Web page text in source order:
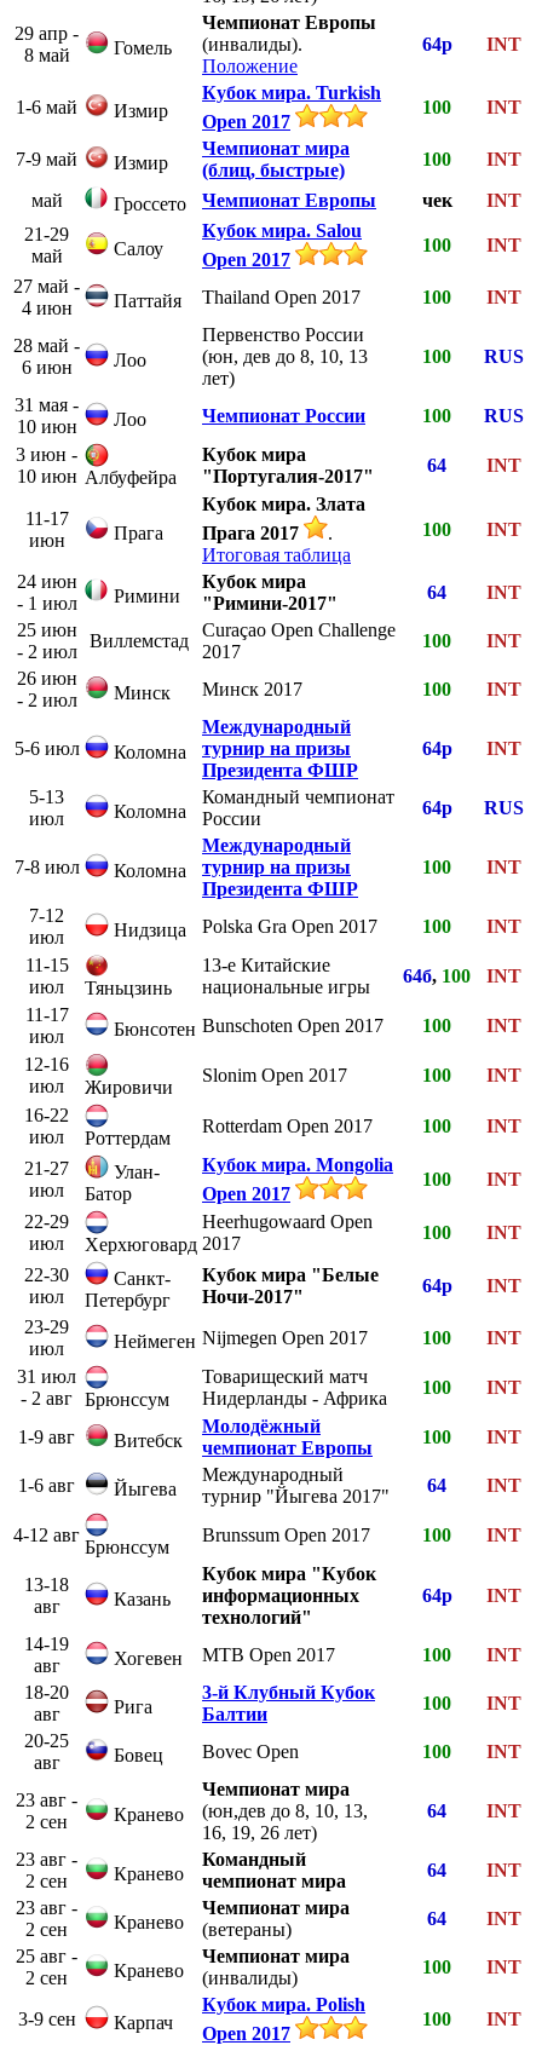
29 апр -
8 май
Гомель
Чемпионат Европы
(инвалиды).
Положение
64р INT
1-6 май Измир
Кубок мира. Turkish
Open 2017
100 INT
7-9 май Измир
Чемпионат мира
(блиц, быстрые)
100
INT
май
Гроссето Чемпионат Европы чек
INT
21-29
май
Салоу
Кубок мира. Salou
Open 2017
100
INT
27 май -
4 июн
Паттайя Thailand Open 2017 100 INT
28 май -
6 июн
Лоо
Первенство России
(юн, дев до 8, 10, 13
лет)
100 RUS
31 мая -
10 июн
Лоо Чемпионат России 100
RUS
3 июн -
10 июн Албуфейра
Кубок мира
"Португалия-2017"
64 INT
11-17
июн
Прага
Кубок мира. Злата
Прага 2017
.
Итоговая таблица
100 INT
24 июн
- 1 июл
Римини
Кубок мира
"Римини-2017"
64
INT
25 июн
- 2 июл
Виллемстад
Curaçao Open Challenge
2017
100
INT
26 июн
- 2 июл
Минск Минск 2017 100 INT
5-6 июл Коломна
Международный
турнир на призы
Президента ФШР
64р INT
5-13
июл
Коломна
Командный чемпионат
России
64р RUS
7-8 июл Коломна
Международный
турнир на призы
Президента ФШР
100 INT
7-12
июл
Нидзица Polska Gra Open 2017 100
INT
11-15
июл
Тяньцзинь
13-е Китайские
национальные игры
64б, 100
INT
11-17
июл
Бюнсотен Bunschoten Open 2017 100
INT
12-16
июл
Жировичи
Slonim Open 2017 100
INT
16-22
июл
Роттердам
Rotterdam Open 2017 100 INT
21-27
июл
Улан-
Батор
Кубок мира. Mongolia
Open 2017
100 INT
22-29
июл
Херхюговард
Heerhugowaard Open
2017
100 INT
22-30
июл
Санкт-
Петербург
Кубок мира "Белые
Ночи-2017"
64р
INT
23-29
июл
Неймеген Nijmegen Open 2017 100
INT
31 июл
- 2 авг Брюнссум
Товарищеский матч
Нидерланды - Африка
100 INT
1-9 авг Витебск
Молодёжный
чемпионат Европы
100 INT
1-6 авг Йыгева
Международный
турнир "Йыгева 2017"
64 INT
4-12 авг
Брюнссум
Brunssum Open 2017 100 INT
13-18
авг
Казань
Кубок мира "Кубок
информационных
технологий"
64р INT
14-19
авг
Хогевен MTB Open 2017 100
INT
18-20
авг
Рига
3-й Клубный Кубок
Балтии
100
INT
20-25
авг
Бовец Bovec Open 100 INT
23 авг -
2 сен
Кранево
Чемпионат мира
(юн,дев до 8, 10, 13,
16, 19, 26 лет)
64 INT
23 авг -
2 сен
Кранево
Командный
чемпионат мира
64
INT
23 авг -
2 сен
Кранево
Чемпионат мира
(ветераны)
64
INT
25 авг -
2 сен
Кранево
Чемпионат мира
(инвалиды)
100 INT
3-9 сен Карпач
Кубок мира. Polish
Open 2017
100
INT